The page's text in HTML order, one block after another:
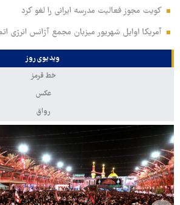
کویت مجوز فعالیت مدرسه ایرانی را لغو کرد
آمریکا اوایل شهریور میزبان مجمع آژانس انرژی
ویدیوی روز
خط قرمز
عکس
رواق